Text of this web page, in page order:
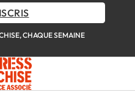
CHAQUE SEMAINE